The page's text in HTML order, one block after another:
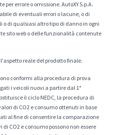
per errore o omissione. AutoXY S.p.A.
di eventuali errori o lacune, o di
di qualsiasi altro tipo di danno in ogni
sito web o delle funzionalità contenute
reale del prodotto finale.
conformi alla procedura di prova
i veicoli nuovi a partire dal 1°
il ciclo NEDC, la procedura di
di CO2 e consumo ottenuti in base
al fine di consentire la comparazione
CO2 e consumo possono non essere